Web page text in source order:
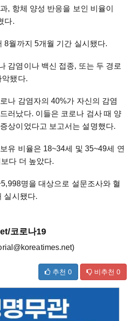
, 항체 양성 반응을 보인 비율이
다.
8월까지 5개월 기간 실시됐다.
감염이나 백신 접종, 또는 두 경로
악됐다.
나 감염자의 40%가 자신의 감염
러났다. 이들은 코로나 검사 때 양
상이었다고 보고서는 설명했다.
유 비율은 18~34세 및 35~49세 연
다 더 높았다.
명을 대상으로 설문조사와 혈
실시됐다.
코로나19
추천 0 비추천 0